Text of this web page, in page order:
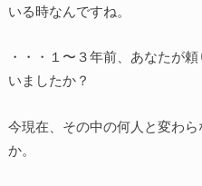
いる時なんですね。
・・・１〜３年前、あなたが
いましたか？
今現在、その中の何人と変わ
か。